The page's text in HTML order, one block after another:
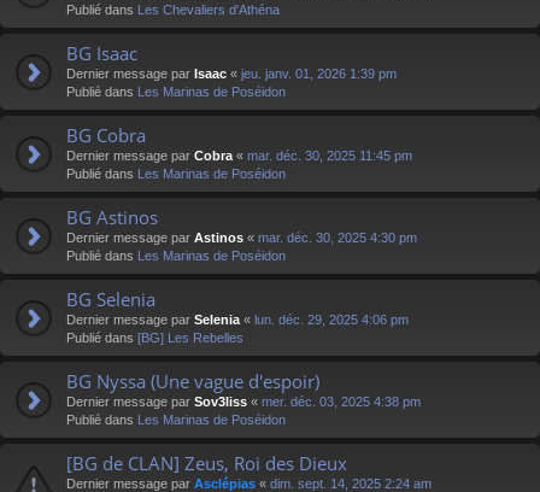
Publié dans Les Chevaliers d'Athéna
BG Isaac
Dernier message par Isaac « jeu. janv. 01, 2026 1:39 pm
Publié dans Les Marinas de Poséidon
BG Cobra
Dernier message par Cobra « mar. déc. 30, 2025 11:45 pm
Publié dans Les Marinas de Poséidon
BG Astinos
Dernier message par Astinos « mar. déc. 30, 2025 4:30 pm
Publié dans Les Marinas de Poséidon
BG Selenia
Dernier message par Selenia « lun. déc. 29, 2025 4:06 pm
Publié dans [BG] Les Rebelles
BG Nyssa (Une vague d'espoir)
Dernier message par Sov3liss « mer. déc. 03, 2025 4:38 pm
Publié dans Les Marinas de Poséidon
[BG de CLAN] Zeus, Roi des Dieux
Dernier message par Asclépias « dim. sept. 14, 2025 2:24 am